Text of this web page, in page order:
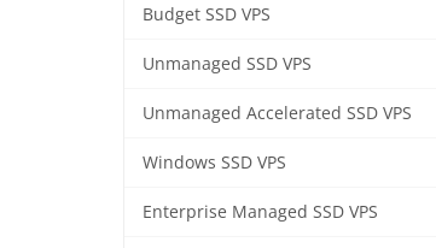
Budget SSD VPS
Unmanaged SSD VPS
Unmanaged Accelerated SSD VPS
Windows SSD VPS
Enterprise Managed SSD VPS